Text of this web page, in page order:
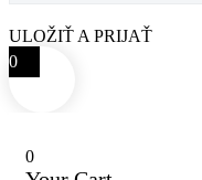
ULOŽIŤ A PRIJAŤ
0
0